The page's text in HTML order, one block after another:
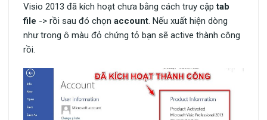
Visio 2013 đã kích hoạt chưa bằng cách truy cậptab
file -> rồi sau đó chọn account. Nếu xuất hiện dòng
như trong ô màu đỏ chứng tỏ bạn sẽ active thành công
rồi.